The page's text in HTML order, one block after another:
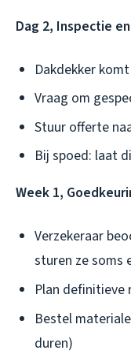
Dag 2, Inspectie
Dakdekker
Vraag om
Stuur offerte
Bij spoed: laat
Week 1,
Verzekeraar
sturen ze soms
Plan definitieve
Bestel
duren)